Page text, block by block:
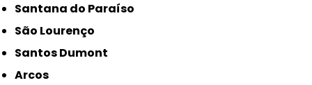
Santana do Paraíso
São Lourenço
Santos Dumont
Arcos